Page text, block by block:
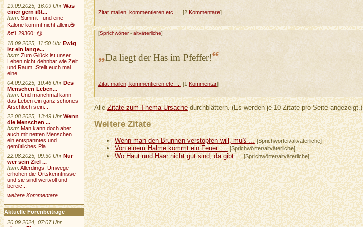
Zitat mailen, kommentieren etc. ...
[2 Kommentare]
[Sprichwörter- altväterliche]
„Da liegt der Has im Pfeffer!“
Zitat mailen, kommentieren etc. ...
[1 Kommentar]
AlleZitate zum Thema Ursachedurchblättern. (Es werden je 10 Zitate pro Seite angezeigt.)
Weitere Zitate
Wenn man den Brunnen verstopfen will, muß ... [Sprichwörter/altväterliche]
Von einem Halme kommt ein Feuer. ... [Sprichwörter/altväterliche]
Wo Haut und Haar nicht gut sind, da gibt ... [Sprichwörter/altväterliche]
19.09.2025, 16:09 Uhr Was
einer gern ißt...
hsm:Stimmt - und eine
Kalorie kommt nicht allein.☕
&#1 29360; 🙃...
18.09.2025, 11:50 Uhr Ewig
ist ein lange...
hsm:Zum Glück ist unser
Leben nicht dehnbar wie Zeit
und Raum. Stellt euch mal
eine...
04.09.2025, 10:46 Uhr Des
Menschen Leben...
hsm:Und manchmal kann
das Leben ein ganz schönes
Arschloch sein....
22.08.2025, 13:49 Uhr Wenn
die Menschen ...
hsm:Man kann doch aber
auch mit netten Menschen
ein entspanntes und
gemütliches Pla...
22.08.2025, 09:30 Uhr Nur
wer sein Ziel ...
hsm:Allerdings: Umwege
erhöhen die Ortskenntnisse -
und sie sind wertvoll und
bereic...
weitere Kommentare ...
Aktuelle Forenbeiträge
20.09.2024, 07:07 Uhr